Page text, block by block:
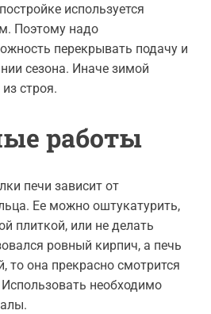
используется
Поэтому надо
перекрывать подачу и
сезона. Иначе зимой
строя.
работы
печи зависит от
Ее можно оштукатурить,
плиткой, или не делать
ровный кирпич, а печь
то она прекрасно смотрится
необходимо